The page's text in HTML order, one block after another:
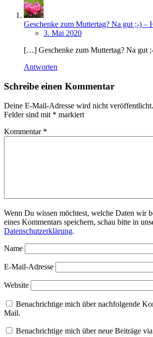
Geschenke zum Muttertag? Na gut ;-) –
3. Mai 2020
[…] Geschenke zum Muttertag? Na
Antworten
Schreibe einen Kommentar
Deine E-Mail-Adresse wird nicht veröffentlicht.
Felder sind mit * markiert
Kommentar *
Wenn Du wissen möchtest, welche Daten wir
eines Kommentars speichern, schau bitte in
Datenschutzerklärung.
Name
E-Mail-Adresse
Website
Benachrichtige mich über nachfolgende
Mail.
Benachrichtige mich über neue Beiträge